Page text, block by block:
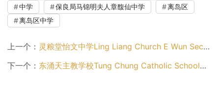
中学
保良局马锦明夫人章馥仙中学
离岛区
离岛区中学
上一个： 灵粮堂怡文中学Ling Liang Church E Wun Secondary School（离岛区中学）
下一个： 东涌天主教学校Tung Chung Catholic School（离岛区中学）